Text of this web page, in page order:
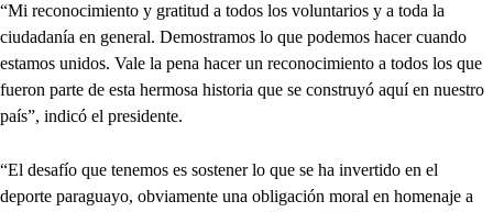
“Mi reconocimiento y gratitud a todos los voluntarios y a toda la
ciudadanía en general. Demostramos lo que podemos hacer cuando
estamos unidos. Vale la pena hacer un reconocimiento a todos los que
fueron parte de esta hermosa historia que se construyó aquí en nuestro
país”, indicó el presidente.
“El desafío que tenemos es sostener lo que se ha invertido en el
deporte paraguayo, obviamente una obligación moral en homenaje a